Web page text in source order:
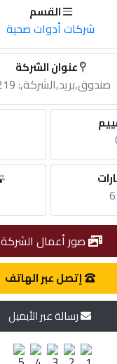
القسم
شركات أدوات صحية
عنوان الشركة
صندوق,بريد,الشركة,: 4219
صور أعمال الشركة
إتصل عبر الهاتف
رسالة عبر الأيميل